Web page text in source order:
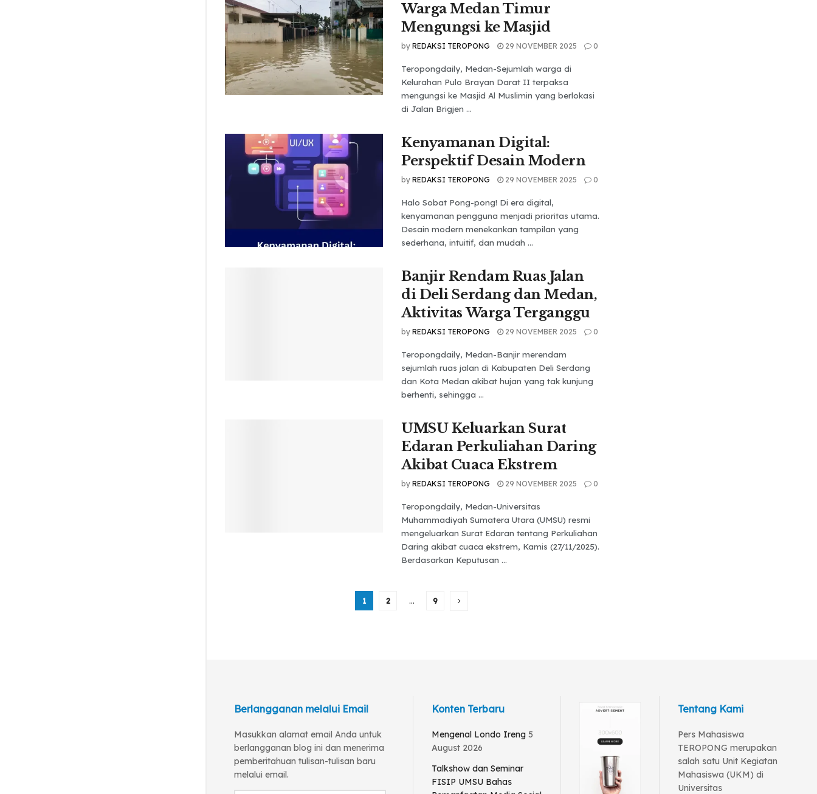
Warga Medan Timur
Mengungsi ke Masjid
by REDAKSI TEROPONG 29 NOVEMBER 2025 0
Teropongdaily, Medan-Sejumlah warga di
Kelurahan Pulo Brayan Darat II terpaksa
mengungsi ke Masjid Al Muslimin yang berlokasi
di Jalan Brigjen ...
Kenyamanan Digital:
Perspektif Desain Modern
by REDAKSI TEROPONG 29 NOVEMBER 2025 0
Halo Sobat Pong-pong! Di era digital,
kenyamanan pengguna menjadi prioritas utama.
Desain modern menekankan tampilan yang
sederhana, intuitif, dan mudah ...
Banjir Rendam Ruas Jalan
di Deli Serdang dan Medan,
Aktivitas Warga Terganggu
by REDAKSI TEROPONG 29 NOVEMBER 2025 0
Teropongdaily, Medan-Banjir merendam
sejumlah ruas jalan di Kabupaten Deli Serdang
dan Kota Medan akibat hujan yang tak kunjung
berhenti, sehingga ...
UMSU Keluarkan Surat
Edaran Perkuliahan Daring
Akibat Cuaca Ekstrem
by REDAKSI TEROPONG 29 NOVEMBER 2025 0
Teropongdaily, Medan-Universitas
Muhammadiyah Sumatera Utara (UMSU) resmi
mengeluarkan Surat Edaran tentang Perkuliahan
Daring akibat cuaca ekstrem, Kamis (27/11/2025).
Berdasarkan Keputusan ...
1 2 … 9
Berlangganan melalui Email
Masukkan alamat email Anda untuk
berlangganan blog ini dan menerima
pemberitahuan tulisan-tulisan baru
melalui email.
Konten Terbaru
Mengenal Londo Ireng 5
August 2026
Talkshow dan Seminar
FISIP UMSU Bahas
Tentang Kami
Pers Mahasiswa
TEROPONG merupakan
salah satu Unit Kegiatan
Mahasiswa (UKM) di
Universitas